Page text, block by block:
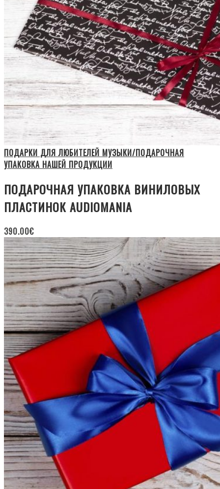
ПОДАРКИ ДЛЯ ЛЮБИТЕЛЕЙ МУЗЫКИ/ПОДАРОЧНАЯ
УПАКОВКА НАШЕЙ ПРОДУКЦИИ
ПОДАРОЧНАЯ УПАКОВКА ВИНИЛОВЫХ
ПЛАСТИНОК AUDIOMANIA
390.00€